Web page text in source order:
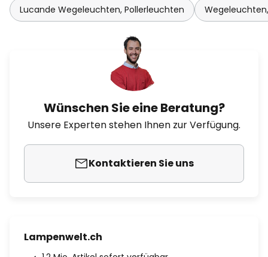
Lucande Wegeleuchten, Pollerleuchten
Wünschen Sie eine Beratung?
Unsere Experten stehen Ihnen zur Verfügung.
Kontaktieren Sie uns
Lampenwelt.ch